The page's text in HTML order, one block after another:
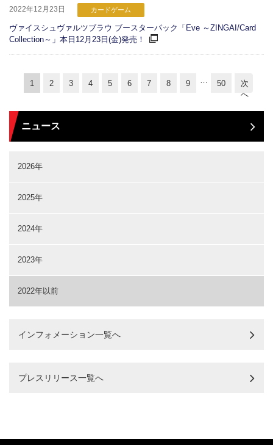
2022年12月23日 カードゲーム
ヴァイスシュヴァルツブラウ ブースターパック「Eve ～ZINGAI/Card
Collection～」本日12月23日(金)発売！
1 2 3 4 5 6 7 8 9 … 50
次
へ
ニュース
2026年
2025年
2024年
2023年
2022年以前
インフォメーション一覧へ
プレスリリース一覧へ